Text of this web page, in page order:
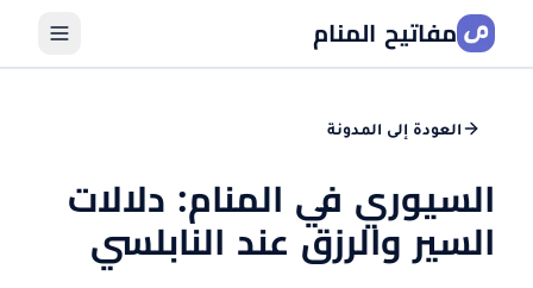
مفاتيح المنام
العودة إلى المدونة
السيوري في المنام: دلالات
السير والرزق عند النابلسي